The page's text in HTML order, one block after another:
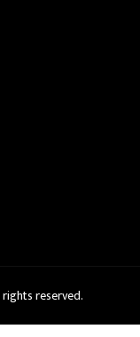
reserved.